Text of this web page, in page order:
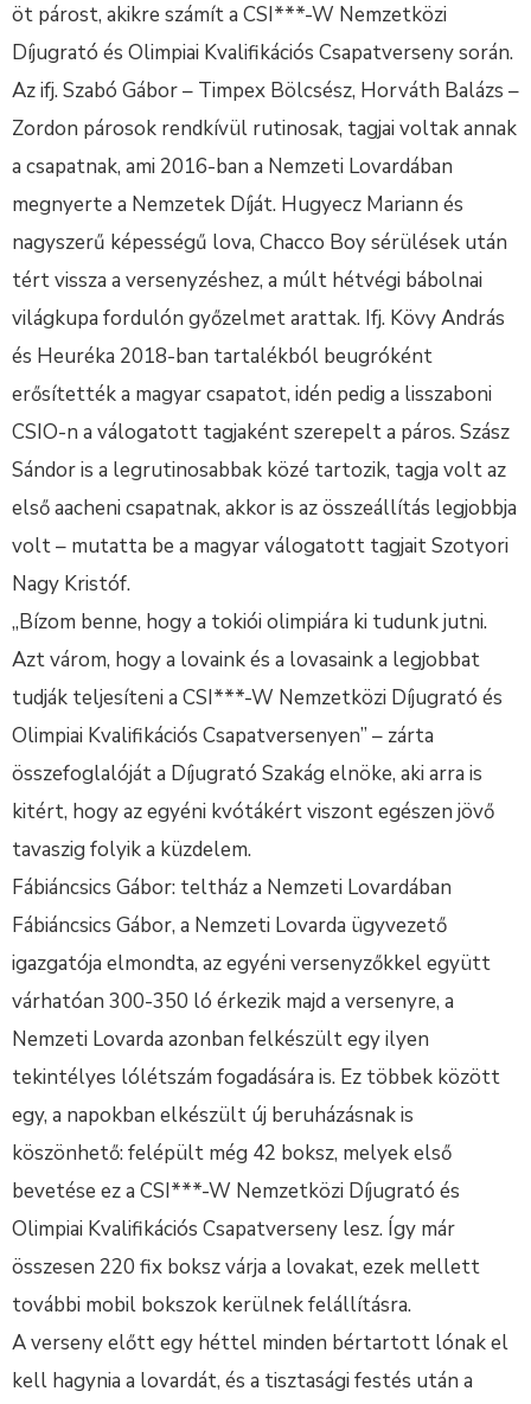
öt párost, akikre számít a CSI***-W Nemzetközi
Díjugrató és Olimpiai Kvalifikációs Csapatverseny során.
Az ifj. Szabó Gábor – Timpex Bölcsész, Horváth Balázs –
Zordon párosok rendkívül rutinosak, tagjai voltak annak
a csapatnak, ami 2016-ban a Nemzeti Lovardában
megnyerte a Nemzetek Díját. Hugyecz Mariann és
nagyszerű képességű lova, Chacco Boy sérülések után
tért vissza a versenyzéshez, a múlt hétvégi bábolnai
világkupa fordulón győzelmet arattak. Ifj. Kövy András
és Heuréka 2018-ban tartalékból beugróként
erősítették a magyar csapatot, idén pedig a lisszaboni
CSIO-n a válogatott tagjaként szerepelt a páros. Szász
Sándor is a legrutinosabbak közé tartozik, tagja volt az
első aacheni csapatnak, akkor is az összeállítás legjobbja
volt – mutatta be a magyar válogatott tagjait Szotyori
Nagy Kristóf.
„Bízom benne, hogy a tokiói olimpiára ki tudunk jutni.
Azt várom, hogy a lovaink és a lovasaink a legjobbat
tudják teljesíteni a CSI***-W Nemzetközi Díjugrató és
Olimpiai Kvalifikációs Csapatversenyen” – zárta
összefoglalóját a Díjugrató Szakág elnöke, aki arra is
kitért, hogy az egyéni kvótákért viszont egészen jövő
tavaszig folyik a küzdelem.
Fábiáncsics Gábor: teltház a Nemzeti Lovardában
Fábiáncsics Gábor, a Nemzeti Lovarda ügyvezető
igazgatója elmondta, az egyéni versenyzőkkel együtt
várhatóan 300-350 ló érkezik majd a versenyre, a
Nemzeti Lovarda azonban felkészült egy ilyen
tekintélyes lólétszám fogadására is. Ez többek között
egy, a napokban elkészült új beruházásnak is
köszönhető: felépült még 42 boksz, melyek első
bevetése ez a CSI***-W Nemzetközi Díjugrató és
Olimpiai Kvalifikációs Csapatverseny lesz. Így már
összesen 220 fix boksz várja a lovakat, ezek mellett
további mobil bokszok kerülnek felállításra.
A verseny előtt egy héttel minden bértartott lónak el
kell hagynia a lovardát, és a tisztasági festés után a